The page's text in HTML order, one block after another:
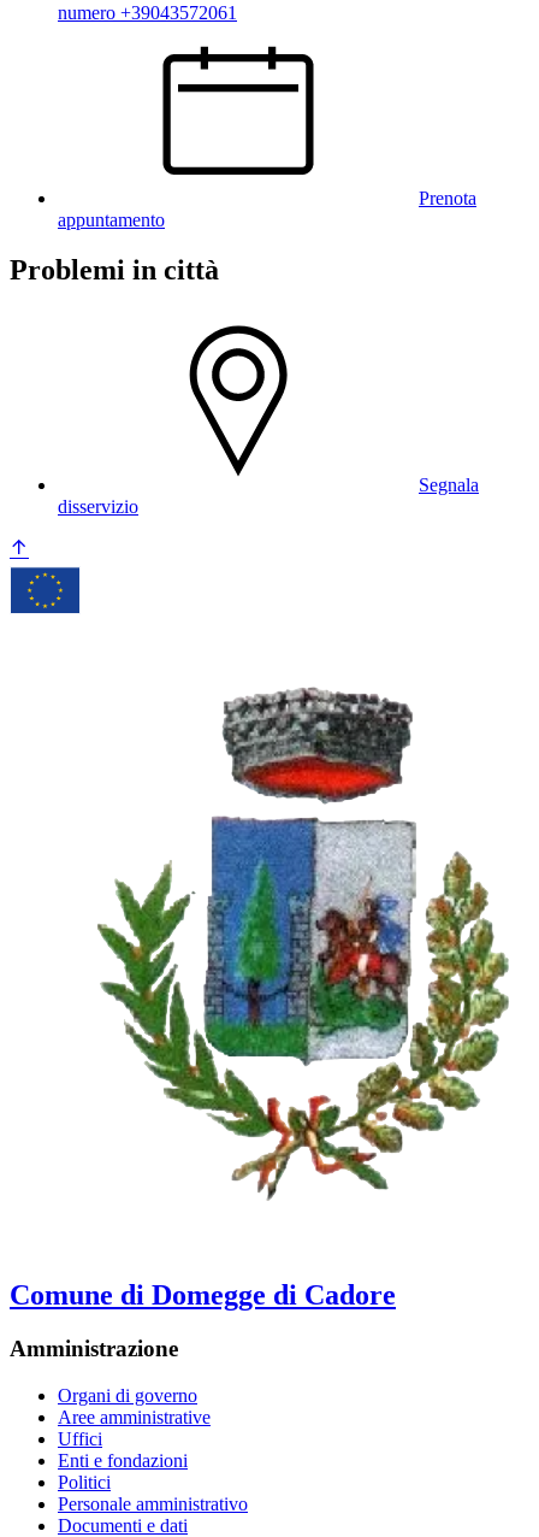
numero +39043572061
Prenota
appuntamento
Problemi in città
Segnala
disservizio
Comune di Domegge di Cadore
Amministrazione
Organi di governo
Aree amministrative
Uffici
Enti e fondazioni
Politici
Personale amministrativo
Documenti e dati